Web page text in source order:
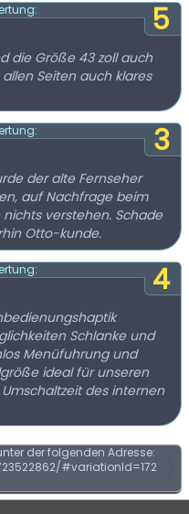
5
die Größe 43 zoll auch
Seiten auch klares
3
der alte Fernseher
auf Nachfrage beim
verstehen. Schade
Otto-kunde.
4
Schlanke und
Menüfuhrung und
der folgenden Adresse:
#variationId=172